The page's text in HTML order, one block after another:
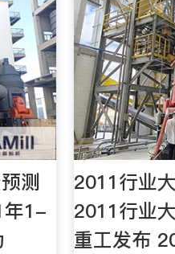
测
年1-
2011行业
2011行业
重工发布